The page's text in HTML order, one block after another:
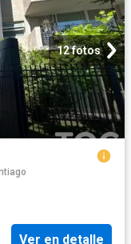
12 fotos
Ver en detalle